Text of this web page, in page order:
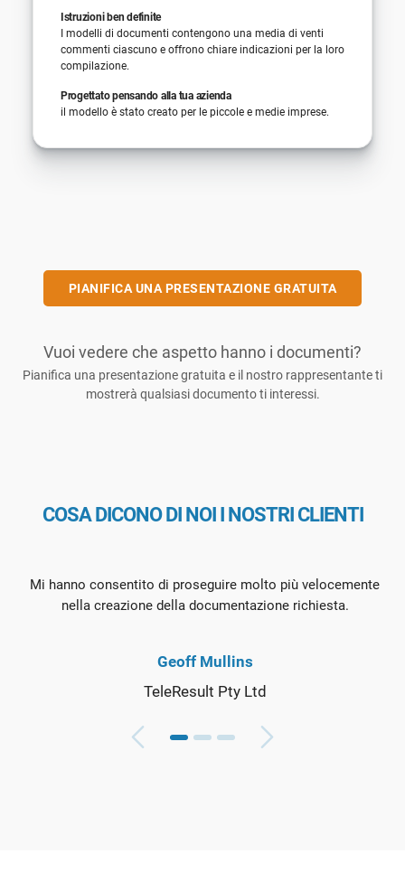
Istruzioni ben definite
I modelli di documenti contengono una media di venti
commenti ciascuno e offrono chiare indicazioni per la loro
compilazione.
Progettato pensando alla tua azienda
il modello è stato creato per le piccole e medie imprese.
PIANIFICA UNA PRESENTAZIONE GRATUITA
Vuoi vedere che aspetto hanno i documenti?
Pianifica una presentazione gratuita e il nostro rappresentante ti
mostrerà qualsiasi documento ti interessi.
COSA DICONO DI NOI I NOSTRI CLIENTI
Mi hanno consentito di proseguire molto più velocemente
nella creazione della documentazione richiesta.
Geoff Mullins
TeleResult Pty Ltd